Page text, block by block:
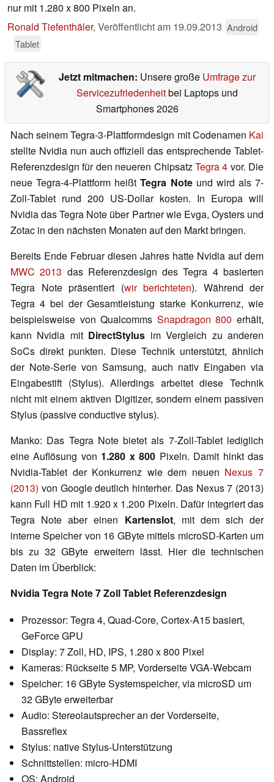
nur mit 1.280 x 800 Pixeln an.
Ronald Tiefenthäler, Veröffentlicht am 19.09.2013 Android
Tablet
Jetzt mitmachen: Unsere große Umfrage zur
Servicezufriedenheitbei Laptops und
Smartphones 2026
Nach seinem Tegra-3-Plattformdesign mit Codenamen Kai
stellte Nvidia nun auch offiziell das entsprechende Tablet-
Referenzdesign für den neueren ChipsatzTegra 4 vor. Die
neue Tegra-4-Plattform heißtTegra Noteund wird als 7-
Zoll-Tablet rund 200 US-Dollar kosten. In Europa will
Nvidia das Tegra Note über Partner wie Evga, Oysters und
Zotac in den nächsten Monaten auf den Markt bringen.
Bereits Ende Februar diesen Jahres hatte Nvidia auf dem
MWC 2013 das Referenzdesign des Tegra 4 basierten
Tegra Note präsentiert (wir berichteten). Während der
Tegra 4 bei der Gesamtleistung starke Konkurrenz, wie
beispielsweise von Qualcomms Snapdragon 800 erhält,
kann Nvidia mit DirectStylus im Vergleich zu anderen
SoCs direkt punkten. Diese Technik unterstützt, ähnlich
der Note-Serie von Samsung, auch nativ Eingaben via
Eingabestift (Stylus). Allerdings arbeitet diese Technik
nicht mit einem aktiven Digitizer, sondern einem passiven
Stylus (passive conductive stylus).
Manko: Das Tegra Note bietet als 7-Zoll-Tablet lediglich
eine Auflösung von 1.280 x 800 Pixeln. Damit hinkt das
Nvidia-Tablet der Konkurrenz wie dem neuen Nexus 7
(2013) von Google deutlich hinterher. Das Nexus 7 (2013)
kann Full HD mit 1.920 x 1.200 Pixeln. Dafür integriert das
Tegra Note aber einen Kartenslot, mit dem sich der
interne Speicher von 16 GByte mittels microSD-Karten um
bis zu 32 GByte erweitern lässt. Hier die technischen
Daten im Überblick:
Nvidia Tegra Note 7 Zoll Tablet Referenzdesign
Prozessor: Tegra 4, Quad-Core, Cortex-A15 basiert,
GeForce GPU
Display: 7 Zoll, HD, IPS, 1.280 x 800 Pixel
Kameras: Rückseite 5 MP, Vorderseite VGA-Webcam
Speicher: 16 GByte Systemspeicher, via microSD um
32 GByte erweiterbar
Audio: Stereolautsprecher an der Vorderseite,
Bassreflex
Stylus: native Stylus-Unterstützung
Schnittstellen: micro-HDMI
OS: Android